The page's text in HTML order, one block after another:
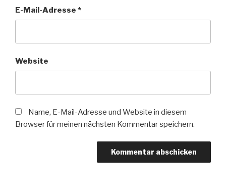
E-Mail-Adresse *
Website
Name, E-Mail-Adresse und Website in diesem
Browser für meinen nächsten Kommentar speichern.